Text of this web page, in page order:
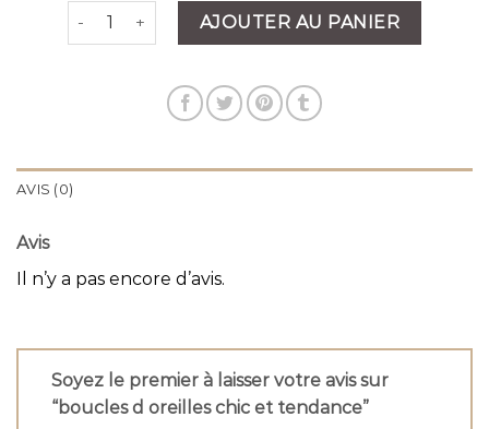
quantité de boucles d oreilles chic et tendance
AJOUTER AU PANIER
AVIS (0)
Avis
Il n’y a pas encore d’avis.
Soyez le premier à laisser votre avis sur
“boucles d oreilles chic et tendance”